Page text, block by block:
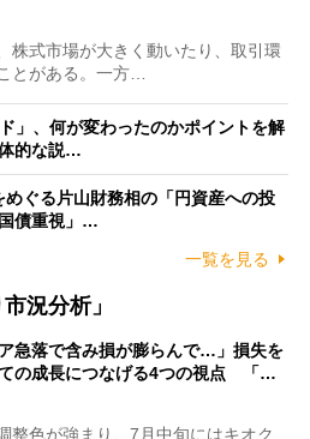
式市場が大きく動いたり、取引環
とがある。一方…
」、何が変わったのかポイントを解
的な説…
めぐる片山財務相の「円資産への投
債重視」…
一覧を見る
況分析」
ア急落で含み損が膨らんで…」損失を
の成長につなげる4つの視点 「…
色が強まり、7月中旬にはキオク